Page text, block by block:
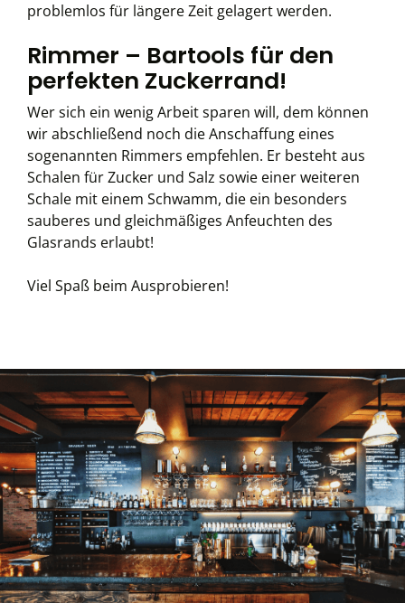
problemlos für längere Zeit gelagert werden.
Rimmer – Bartools für den
perfekten Zuckerrand!
Wer sich ein wenig Arbeit sparen will, dem können
wir abschließend noch die Anschaffung eines
sogenannten Rimmers empfehlen. Er besteht aus
Schalen für Zucker und Salz sowie einer weiteren
Schale mit einem Schwamm, die ein besonders
sauberes und gleichmäßiges Anfeuchten des
Glasrands erlaubt!
Viel Spaß beim Ausprobieren!